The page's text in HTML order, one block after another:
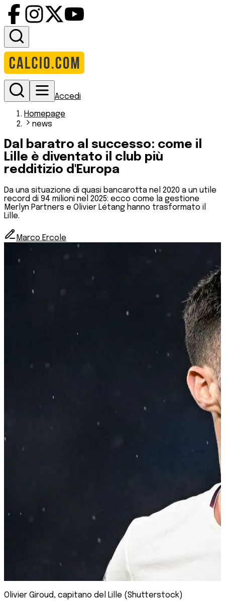
Accedi
Homepage
news
Dal baratro al successo: come il
Lille è diventato il club più
redditizio d'Europa
Da una situazione di quasi bancarotta nel 2020 a un utile
record di 94 milioni nel 2025: ecco come la gestione
Merlyn Partners e Olivier Létang hanno trasformato il
Lille.
Marco Ercole
Olivier Giroud, capitano del Lille (Shutterstock)